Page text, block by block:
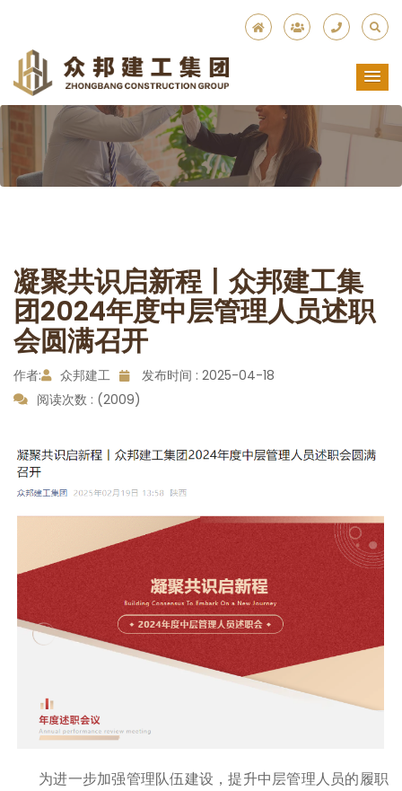
凝聚共识启新程丨众邦建工集
团2024年度中层管理人员述职
会圆满召开
作者: 众邦建工
发布时间 : 2025-04-18
阅读次数 : (2009)
为进一步加强管理队伍建设，提升中层管理人员的履职